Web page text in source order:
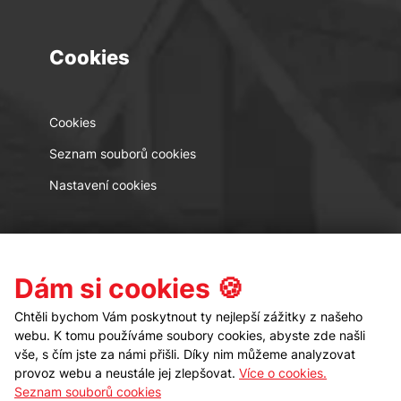
Cookies
Cookies
Seznam souborů cookies
Nastavení cookies
Kontakt Sledujte nás
Dám si cookies 🍪
Chtěli bychom Vám poskytnout ty nejlepší zážitky z našeho
webu. K tomu používáme soubory cookies, abyste zde našli
vše, s čím jste za námi přišli. Díky nim můžeme analyzovat
provoz webu a neustále jej zlepšovat. Více o cookies.
Seznam souborů cookies